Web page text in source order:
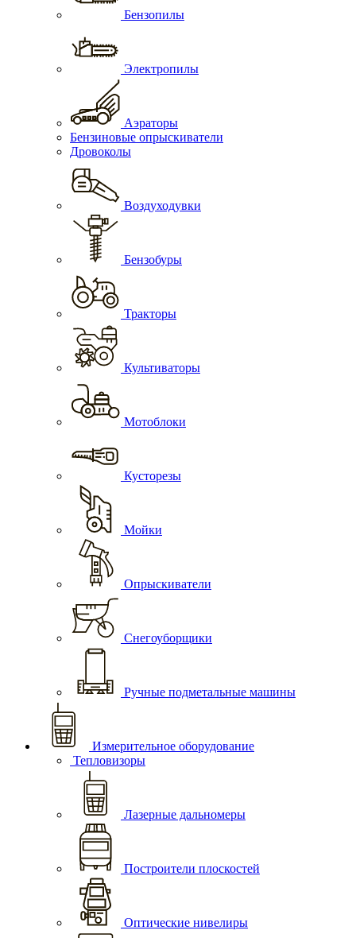
Бензопилы
Электропилы
Аэраторы
Бензиновые опрыскиватели
Дровоколы
Воздуходувки
Бензобуры
Тракторы
Культиваторы
Мотоблоки
Кусторезы
Мойки
Опрыскиватели
Снегоуборщики
Ручные подметальные машины
Измерительное оборудование
Тепловизоры
Лазерные дальномеры
Построители плоскостей
Оптические нивелиры